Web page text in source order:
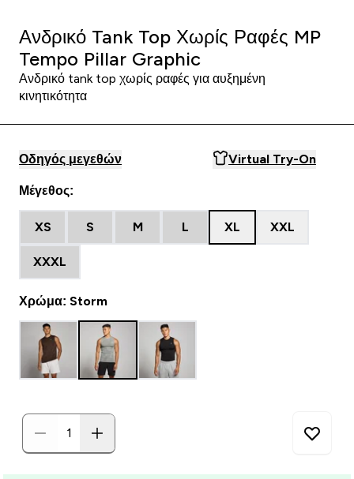
Ανδρικό Tank Top Χωρίς Ραφές MP
Tempo Pillar Graphic
Ανδρικό tank top χωρίς ραφές για αυξημένη
κινητικότητα
Οδηγός μεγεθών Virtual Try-On
Μέγεθος:
XS S M L XL XXL
XXXL
Χρώμα: Storm